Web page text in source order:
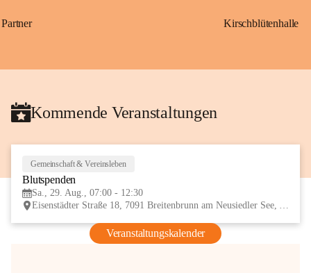
Partner Kirschblütenhalle
Kommende Veranstaltungen
Gemeinschaft & Vereinsleben
Blutspenden
Sa., 29. Aug., 07:00 - 12:30
Eisenstädter Straße 18, 7091 Breitenbrunn am Neusiedler See, AUT
Veranstaltungskalender